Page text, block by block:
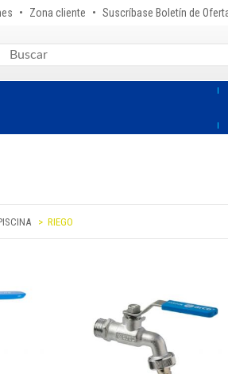
• Zona cliente • Suscríbase Boletín de
RIEGO